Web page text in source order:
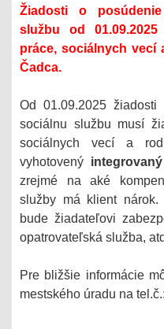
Žiadosti o
službu od
práce, sociálnych vecí
Čadca.
Od 01.09.2025
sociálnu službu musí
sociálnych vecí a
vyhotovený
zrejmé na aké
služby má klient
bude žiadateľovi
opatrovateľská služba,
Pre bližšie informácie
mestského úradu na